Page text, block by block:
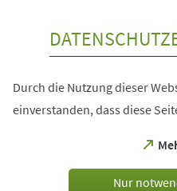
Durch die Nutzung dieser
einverstanden, dass diese
einem
Nur